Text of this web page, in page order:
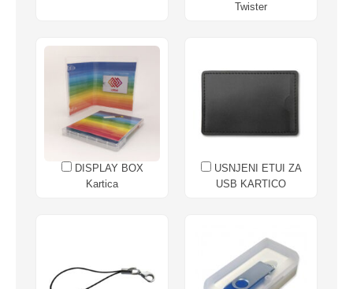
Twister
DISPLAY BOX
Kartica
USNJENI ETUI ZA
USB KARTICO